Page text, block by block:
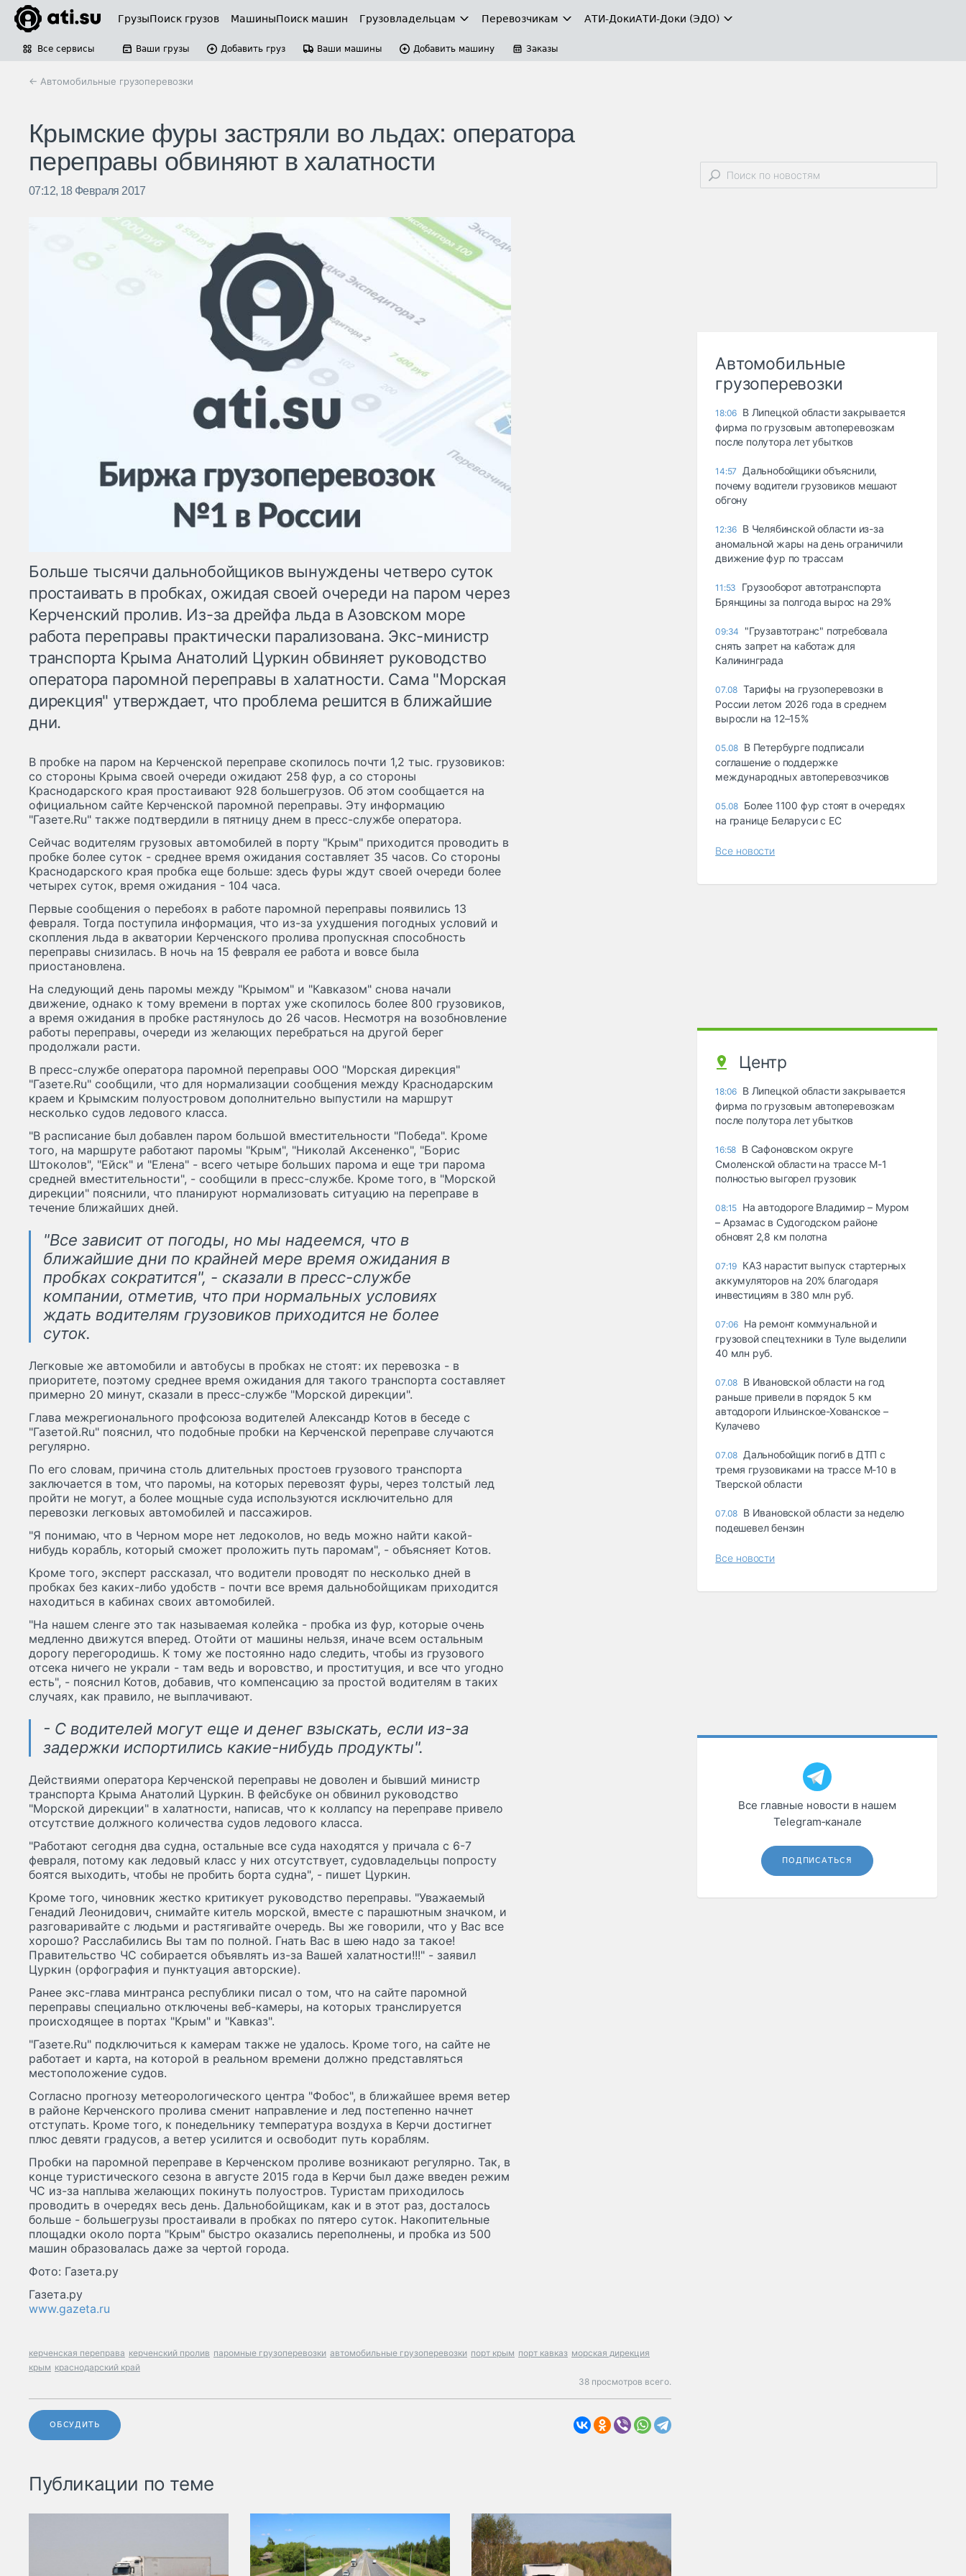
ГрузыПоиск грузов МашиныПоиск машин Грузовладельцам Перевозчикам АТИ-ДокиАТИ-Доки (ЭДО)
Все сервисы Ваши грузы Добавить груз Ваши машины Добавить машину Заказы
← Автомобильные грузоперевозки
Крымские фуры застряли во льдах: оператора
переправы обвиняют в халатности
07:12, 18 Февраля 2017
Больше тысячи дальнобойщиков вынуждены четверо суток
простаивать в пробках, ожидая своей очереди на паром через
Керченский пролив. Из-за дрейфа льда в Азовском море
работа переправы практически парализована. Экс-министр
транспорта Крыма Анатолий Цуркин обвиняет руководство
оператора паромной переправы в халатности. Сама "Морская
дирекция" утверждает, что проблема решится в ближайшие
дни.
В пробке на паром на Керченской переправе скопилось почти 1,2 тыс. грузовиков:
со стороны Крыма своей очереди ожидают 258 фур, а со стороны
Краснодарского края простаивают 928 большегрузов. Об этом сообщается на
официальном сайте Керченской паромной переправы. Эту информацию
"Газете.Ru" также подтвердили в пятницу днем в пресс-службе оператора.
Сейчас водителям грузовых автомобилей в порту "Крым" приходится проводить в
пробке более суток - среднее время ожидания составляет 35 часов. Со стороны
Краснодарского края пробка еще больше: здесь фуры ждут своей очереди более
четырех суток, время ожидания - 104 часа.
Первые сообщения о перебоях в работе паромной переправы появились 13
февраля. Тогда поступила информация, что из-за ухудшения погодных условий и
скопления льда в акватории Керченского пролива пропускная способность
переправы снизилась. В ночь на 15 февраля ее работа и вовсе была
приостановлена.
На следующий день паромы между "Крымом" и "Кавказом" снова начали
движение, однако к тому времени в портах уже скопилось более 800 грузовиков,
а время ожидания в пробке растянулось до 26 часов. Несмотря на возобновление
работы переправы, очереди из желающих перебраться на другой берег
продолжали расти.
В пресс-службе оператора паромной переправы ООО "Морская дирекция"
"Газете.Ru" сообщили, что для нормализации сообщения между Краснодарским
краем и Крымским полуостровом дополнительно выпустили на маршрут
несколько судов ледового класса.
"В расписание был добавлен паром большой вместительности "Победа". Кроме
того, на маршруте работают паромы "Крым", "Николай Аксененко", "Борис
Штоколов", "Ейск" и "Елена" - всего четыре больших парома и еще три парома
средней вместительности", - сообщили в пресс-службе. Кроме того, в "Морской
дирекции" пояснили, что планируют нормализовать ситуацию на переправе в
течение ближайших дней.
"Все зависит от погоды, но мы надеемся, что в
ближайшие дни по крайней мере время ожидания в
пробках сократится", - сказали в пресс-службе
компании, отметив, что при нормальных условиях
ждать водителям грузовиков приходится не более
суток.
Легковые же автомобили и автобусы в пробках не стоят: их перевозка - в
приоритете, поэтому среднее время ожидания для такого транспорта составляет
примерно 20 минут, сказали в пресс-службе "Морской дирекции".
Глава межрегионального профсоюза водителей Александр Котов в беседе с
"Газетой.Ru" пояснил, что подобные пробки на Керченской переправе случаются
регулярно.
По его словам, причина столь длительных простоев грузового транспорта
заключается в том, что паромы, на которых перевозят фуры, через толстый лед
пройти не могут, а более мощные суда используются исключительно для
перевозки легковых автомобилей и пассажиров.
"Я понимаю, что в Черном море нет ледоколов, но ведь можно найти какой-
нибудь корабль, который сможет проложить путь паромам", - объясняет Котов.
Кроме того, эксперт рассказал, что водители проводят по несколько дней в
пробках без каких-либо удобств - почти все время дальнобойщикам приходится
находиться в кабинах своих автомобилей.
"На нашем сленге это так называемая колейка - пробка из фур, которые очень
медленно движутся вперед. Отойти от машины нельзя, иначе всем остальным
дорогу перегородишь. К тому же постоянно надо следить, чтобы из грузового
отсека ничего не украли - там ведь и воровство, и проституция, и все что угодно
есть", - пояснил Котов, добавив, что компенсацию за простой водителям в таких
случаях, как правило, не выплачивают.
- С водителей могут еще и денег взыскать, если из-за
задержки испортились какие-нибудь продукты".
Действиями оператора Керченской переправы не доволен и бывший министр
транспорта Крыма Анатолий Цуркин. В фейсбуке он обвинил руководство
"Морской дирекции" в халатности, написав, что к коллапсу на переправе привело
отсутствие должного количества судов ледового класса.
"Работают сегодня два судна, остальные все суда находятся у причала с 6-7
февраля, потому как ледовый класс у них отсутствует, судовладельцы попросту
боятся выходить, чтобы не пробить борта судна", - пишет Цуркин.
Кроме того, чиновник жестко критикует руководство переправы. "Уважаемый
Генадий Леонидович, снимайте китель морской, вместе с парашютным значком, и
разговаривайте с людьми и растягивайте очередь. Вы же говорили, что у Вас все
хорошо? Расслабились Вы там по полной. Гнать Вас в шею надо за такое!
Правительство ЧС собирается объявлять из-за Вашей халатности!!!" - заявил
Цуркин (орфография и пунктуация авторские).
Ранее экс-глава минтранса республики писал о том, что на сайте паромной
переправы специально отключены веб-камеры, на которых транслируется
происходящее в портах "Крым" и "Кавказ".
"Газете.Ru" подключиться к камерам также не удалось. Кроме того, на сайте не
работает и карта, на которой в реальном времени должно представляться
местоположение судов.
Согласно прогнозу метеорологического центра "Фобос", в ближайшее время ветер
в районе Керченского пролива сменит направление и лед постепенно начнет
отступать. Кроме того, к понедельнику температура воздуха в Керчи достигнет
плюс девяти градусов, а ветер усилится и освободит путь кораблям.
Пробки на паромной переправе в Керченском проливе возникают регулярно. Так, в
конце туристического сезона в августе 2015 года в Керчи был даже введен режим
ЧС из-за наплыва желающих покинуть полуостров. Туристам приходилось
проводить в очередях весь день. Дальнобойщикам, как и в этот раз, досталось
больше - большегрузы простаивали в пробках по пятеро суток. Накопительные
площадки около порта "Крым" быстро оказались переполнены, и пробка из 500
машин образовалась даже за чертой города.
Фото: Газета.ру
Газета.ру
www.gazeta.ru
керченская переправа керченский пролив паромные грузоперевозки автомобильные грузоперевозки порт крым порт кавказ морская дирекция
крым краснодарский край
38 просмотров всего.
ОБСУДИТЬ
Публикации по теме
Автомобильные
грузоперевозки
18:06 В Липецкой области закрывается
фирма по грузовым автоперевозкам
после полутора лет убытков
14:57
Дальнобойщики объяснили,
почему водители грузовиков мешают
обгону
12:36 В Челябинской области из-за
аномальной жары на день ограничили
движение фур по трассам
11:53
Грузооборот автотранспорта
Брянщины за полгода вырос на 29%
09:34
"Грузавтотранс" потребовала
снять запрет на каботаж для
Калининграда
07.08 Тарифы на грузоперевозки в
России летом 2026 года в среднем
выросли на 12–15%
05.08 В Петербурге подписали
соглашение о поддержке
международных автоперевозчиков
05.08 Более 1100 фур стоят в очередях
на границе Беларуси с ЕС
Все новости
Центр
18:06 В Липецкой области закрывается
фирма по грузовым автоперевозкам
после полутора лет убытков
16:58 В Сафоновском округе
Смоленской области на трассе М-1
полностью выгорел грузовик
08:15 На автодороге Владимир – Муром
– Арзамас в Судогодском районе
обновят 2,8 км полотна
07:19 КАЗ нарастит выпуск стартерных
аккумуляторов на 20% благодаря
инвестициям в 380 млн руб.
07:06 На ремонт коммунальной и
грузовой спецтехники в Туле выделили
40 млн руб.
07.08 В Ивановской области на год
раньше привели в порядок 5 км
автодороги Ильинское-Хованское –
Кулачево
07.08 Дальнобойщик погиб в ДТП с
тремя грузовиками на трассе М-10 в
Тверской области
07.08 В Ивановской области за неделю
подешевел бензин
Все новости
Все главные новости в нашем
Telegram‑канале
ПОДПИСАТЬСЯ